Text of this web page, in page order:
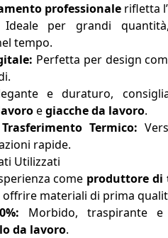
professionale rifletta
Ideale per grandi
tempo.
Perfetta per design
e duraturo,
egiacche da lavoro.
Termico:
rapide.
Utilizzati
come produttore di
materiali di prima
Morbido, traspirante
da lavoro.